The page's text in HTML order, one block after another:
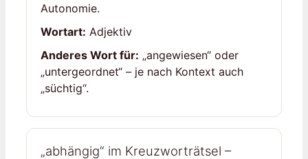
Autonomie.
Wortart: Adjektiv
Anderes Wort für: „angewiesen“ oder
„untergeordnet“ – je nach Kontext auch
„süchtig“.
„abhängig“ im Kreuzworträtsel –